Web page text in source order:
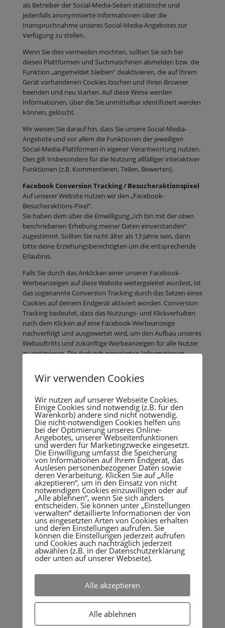
als Betreiber der Social-Media-Seiten statistische und
jedenfalls anonymisierte Informationen über die
Inanspruchnahme unseres Social-Media-Angebotes zur
Verfügung zu stellen.
Wenn Sie dies vermeiden möchten, sollten Sie sich bei
diesen Plattformen und Suchmaschinen abmelden bzw. die
Funktion „angemeldet bleiben“ deaktivieren, die auf Ihrem
Gerät vorhandenen Cookies löschen und Ihren Browser
beenden und neu starten. Auf diese Weise werden
Informationen, über die Sie unmittelbar identifiziert werden
können, gelöscht.
Wir weisen Sie darauf hin, dass Sie unsere Social-Media-
Angebote und vor allem die Funktionen der jeweiligen
Social-Media-Plattformen in eigener Verantwortung nutzen.
Dies gilt insbesondere für die Nutzung allfälliger interaktiver
Funktionen (z.B. Kommentieren, Teilen, Bewerten).
Facebook Conversion Tracking / Besucheraktionspixel
Auf unserer Website nutzen wir den „Facebook-
Besucheraktions-Pixel”.
Sie haben dem über die Einwilligung „Ich bin mit der oben
beschriebenen Erhebung meiner Daten einverstanden“
zugestimmt. Sollten Sie nicht älter als 13 Jahre sein, dann
bitte deine Erziehungsberechtigten um die entsprechende
Erlaubnis.
Falls Sie durch das Anklicken einer unserer Facebook-
Werbeanzeigen auf diese Website weitergeleitet wurdest, ist
das sogenannte Conversion Tracking durch das Setzen eines
Cookies auf deinem Endgerät aktiviert worden. Conversion
Tracking bedeutet, dass das Nutzungs- und Klickverhalten
nach dem Klicken auf eine Facebook-Werbeanzeige
nachverfolgt und ausgewertet wird, um den Aufbau unseres
Webauftritts und zukünftige Werbeanzeigen für alle Nutzer
zu optimieren. Die dadurch generierten Informationen
bringen, da sie für uns anonym sind. Facebook speichert
diese Daten; die Art der weiteren Verarbeitung dort ist uns
den Datenschutzrichtlinien von Facebook abrufen:
http://de- de.facebook.com/policy.php
Facebook-Plugins
Auf unseren Seiten sind Plugins des sozialen Netzwerks
Facebook, Anbieter Facebook Inc., 1 Hacker Way, Menlo
Park, California 94025, USA, integriert. Die Facebook-Plugins
erkennen Sie an dem Facebook-Logo oder dem „Like-
Button“ („Gefällt mir“) auf unserer Seite. Eine Übersicht über
die Facebook-Plugins finden Sie hier:
https://developers.facebook.com/docs/plugins/.
Wenn Sie unsere Seiten besuchen, wird über das Plugin eine
direkte Verbindung zwischen Ihrem Browser und dem
Facebook-Server hergestellt. Facebook erhält dadurch die
Information, dass Sie mit Ihrer IP-Adresse unsere Seite
besucht haben. Wenn Sie den Facebook „Like-Button“
eingeloggt sind, können Sie die Inhalte unserer Seiten auf
Ihrem Facebook-Profil verlinken. Dadurch kann Facebook
den Besuch unserer Seiten Ihrem Benutzerkonto zuordnen.
Kenntnis vom Inhalt der übermittelten Daten sowie deren
Wir verwenden Cookies
Wir nutzen auf unserer Webseite Cookies.
Einige Cookies sind notwendig (z.B. für den
Warenkorb) andere sind nicht notwendig.
Die nicht-notwendigen Cookies helfen uns
bei der Optimierung unseres Online-
Angebotes, unserer Webseitenfunktionen
und werden für Marketingzwecke eingesetzt.
Die Einwilligung umfasst die Speicherung
von Informationen auf Ihrem Endgerät, das
Auslesen personenbezogener Daten sowie
deren Verarbeitung. Klicken Sie auf „Alle
akzeptieren“, um in den Einsatz von nicht
notwendigen Cookies einzuwilligen oder auf
„Alle ablehnen“, wenn Sie sich anders
entscheiden. Sie können unter „Einstellungen
verwalten“ detaillierte Informationen der von
uns eingesetzten Arten von Cookies erhalten
und deren Einstellungen aufrufen. Sie
können die Einstellungen jederzeit aufrufen
und Cookies auch nachträglich jederzeit
abwählen (z.B. in der Datenschutzerklärung
oder unten auf unserer Webseite).
Alle akzeptieren
Alle ablehnen